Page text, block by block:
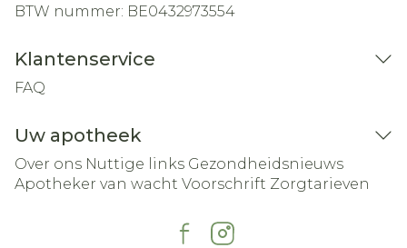
BTW nummer: BE0432973554
Klantenservice
FAQ
Uw apotheek
Over ons Nuttige links Gezondheidsnieuws
Apotheker van wacht Voorschrift Zorgtarieven